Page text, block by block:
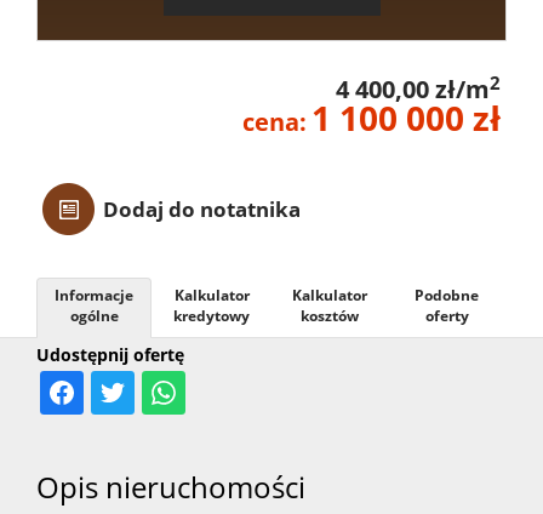
Domy
4 400,00 zł/m2
cena: 1 100 000 zł
Dodaj do notatnika
Udostępnij ofertę
Informacje
ogólne
Kalkulator
kredytowy
Kalkulator
kosztów
Podobne
oferty
Opis nieruchomości